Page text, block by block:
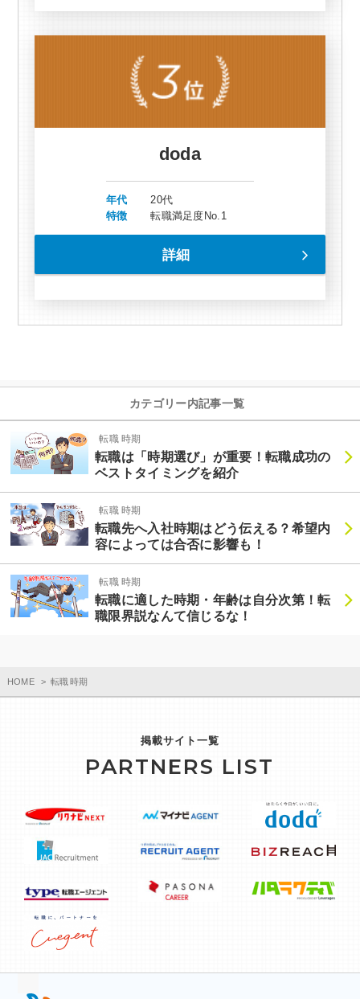
doda
年代
20代
特徴
転職満足度No.1
詳細
カテゴリー内記事一覧
転職は「時期選び」が重要！転職成功の
ベストタイミングを紹介
転職 時期
転職先へ入社時期はどう伝える？希望内
容によっては合否に影響も！
転職 時期
転職に適した時期・年齢は自分次第！転
職限界説なんて信じるな！
転職 時期
HOME 転職 時期
掲載サイト一覧
PARTNERS LIST